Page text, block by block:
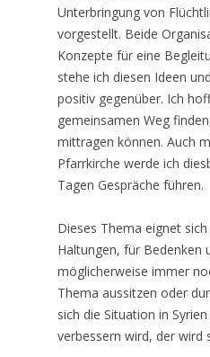
Unterbringung von
vorgestellt. Beide
Konzepte für eine
stehe ich diesen Ideen
positiv gegenüber. Ich
gemeinsamen Weg
mittragen können. Auch
Pfarrkirche werde ich
Tagen Gespräche führen.
Dieses Thema eignet
Haltungen, für Bedenken
möglicherweise immer
Thema aussitzen oder
sich die Situation in
verbessern wird, der wird